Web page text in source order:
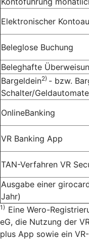
Elektronischer
Beleglose Buchung
Beleghafte
Bargeldein2) - bzw.
Schalter/
OnlineBanking
VR Banking App
TAN-Verfahren VR
Ausgabe einer
Jahr)
1) Eine Wero-
eG, die Nutzung der
plus App sowie ein